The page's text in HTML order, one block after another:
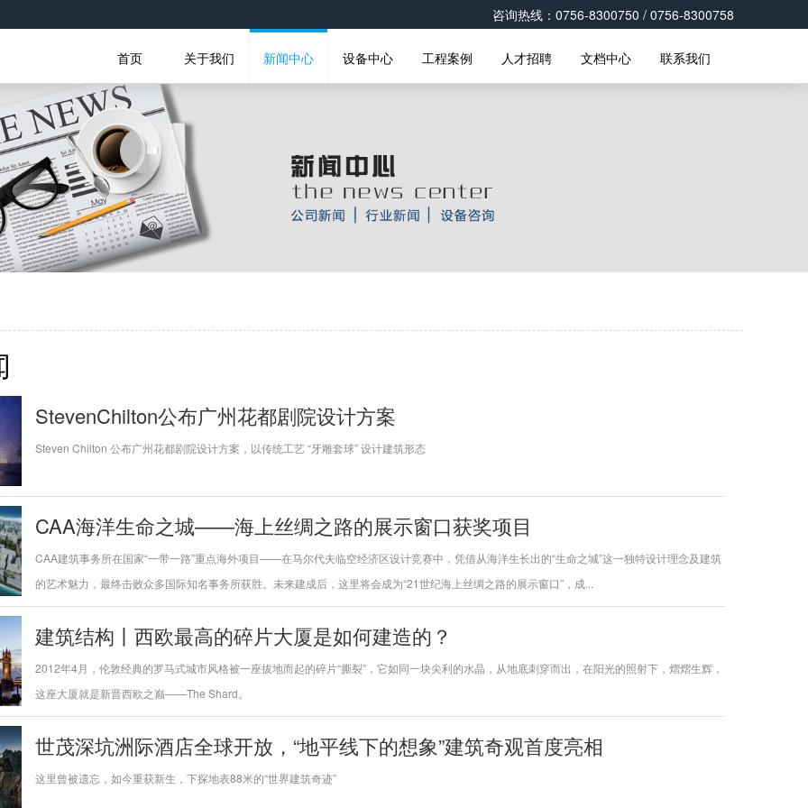
咨询热线：0756-8300750 / 0756-8300758
首页 关于我们 新闻中心 设备中心 工程案例 人才招聘 文档中心 联系我们
StevenChilton公布广州花都剧院设计方案
Steven Chilton 公布广州花都剧院设计方案，以传统工艺 “牙雕套球” 设计建筑形态
CAA海洋生命之城——海上丝绸之路的展示窗口获奖项目
CAA建筑事务所在国家“一带一路”重点海外项目——在马尔代夫临空经济区设计竞赛中，凭借从海洋生长出的“生命之城”这一独特设计理念及建筑
的艺术魅力，最终击败众多国际知名事务所获胜。未来建成后，这里将会成为“21世纪海上丝绸之路的展示窗口”，成...
建筑结构丨西欧最高的碎片大厦是如何建造的？
2012年4月，伦敦经典的罗马式城市风格被一座拔地而起的碎片“撕裂”，它如同一块尖利的水晶，从地底刺穿而出，在阳光的照射下，熠熠生辉，
这座大厦就是新晋西欧之巅——The Shard。
世茂深坑洲际酒店全球开放，“地平线下的想象”建筑奇观首度亮相
这里曾被遗忘，如今重获新生，下探地表88米的“世界建筑奇迹”